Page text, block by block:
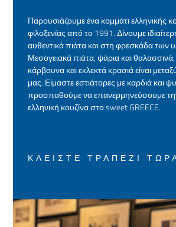
Παρουσιάζουμε ένα κομμάτι ελληνικής
φιλοξενίας από το 1991. Δίνουμε
αυθεντικά πιάτα και στη φρεσκάδα των
Μεσογειακά πιάτα, ψάρια και
κάρβουνα και εκλεκτά κρασιά είναι
μας. Είμαστε εστιάτορες με καρδιά και
προσπαθούμε να επανερμηνεύσουμε
ελληνική κουζίνα στο sweet GREECE.
ΚΛΕΊΣΤΕ ΤΡΑΠΈΖΙ